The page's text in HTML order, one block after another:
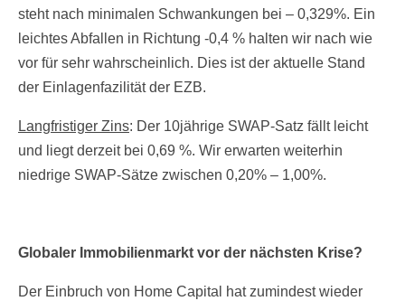
steht nach minimalen Schwankungen bei – 0,329%. Ein
leichtes Abfallen in Richtung -0,4 % halten wir nach wie
vor für sehr wahrscheinlich. Dies ist der aktuelle Stand
der Einlagenfazilität der EZB.
Langfristiger Zins: Der 10jährige SWAP-Satz fällt leicht
und liegt derzeit bei 0,69 %. Wir erwarten weiterhin
niedrige SWAP-Sätze zwischen 0,20% – 1,00%.
Globaler Immobilienmarkt vor der nächsten Krise?
Der Einbruch von Home Capital hat zumindest wieder